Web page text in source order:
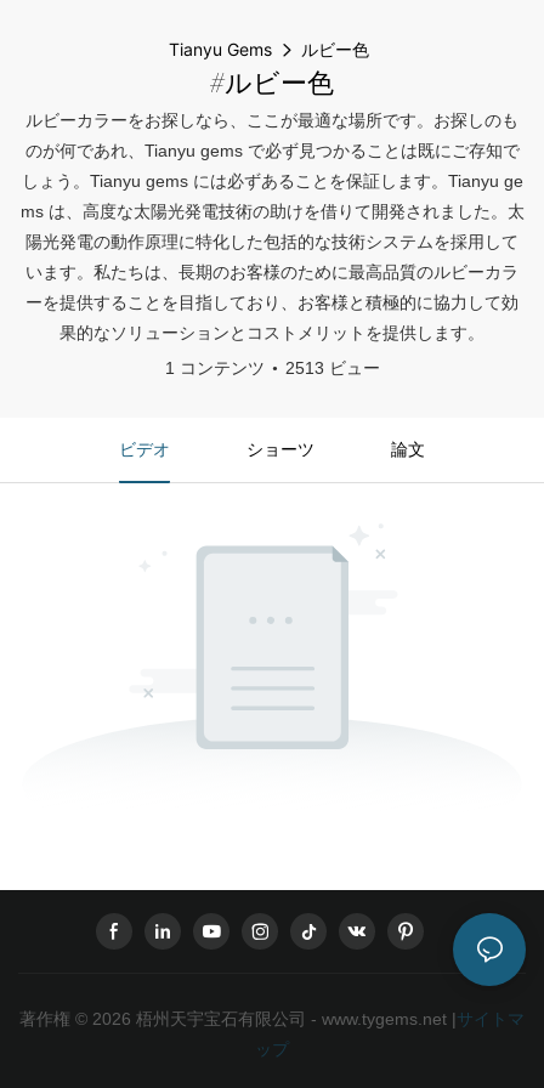
Tianyu Gems ルビー色
#ルビー色
ルビーカラーをお探しなら、ここが最適な場所です。お探しのも
のが何であれ、Tianyu gems で必ず見つかることは既にご存知で
しょう。Tianyu gems には必ずあることを保証します。Tianyu ge
ms は、高度な太陽光発電技術の助けを借りて開発されました。太
陽光発電の動作原理に特化した包括的な技術システムを採用して
います。私たちは、長期のお客様のために最高品質のルビーカラ
ーを提供することを目指しており、お客様と積極的に協力して効
果的なソリューションとコストメリットを提供します。
1 コンテンツ
2513 ビュー
ビデオ ショーツ 論文
著作権 © 2026 梧州天宇宝石有限公司 - www.tygems.net |サイトマ
ップ